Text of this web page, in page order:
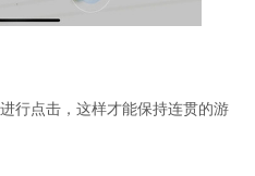
行点击，这样才能保持连贯的游